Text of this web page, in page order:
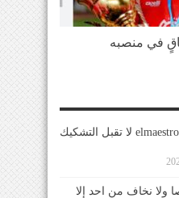
في منصبه
مصداقية elmaestrosport لا تقبل التشكيك
ولا نخاف من احد إلا